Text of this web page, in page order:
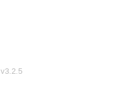
v3.2.5